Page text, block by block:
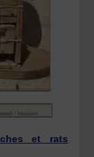
et rats